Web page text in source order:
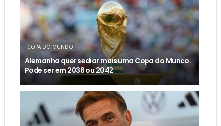
COPA DO MUNDO
Alemanha quer sediar mais uma Copa do Mundo.
Pode ser em 2038 ou 2042